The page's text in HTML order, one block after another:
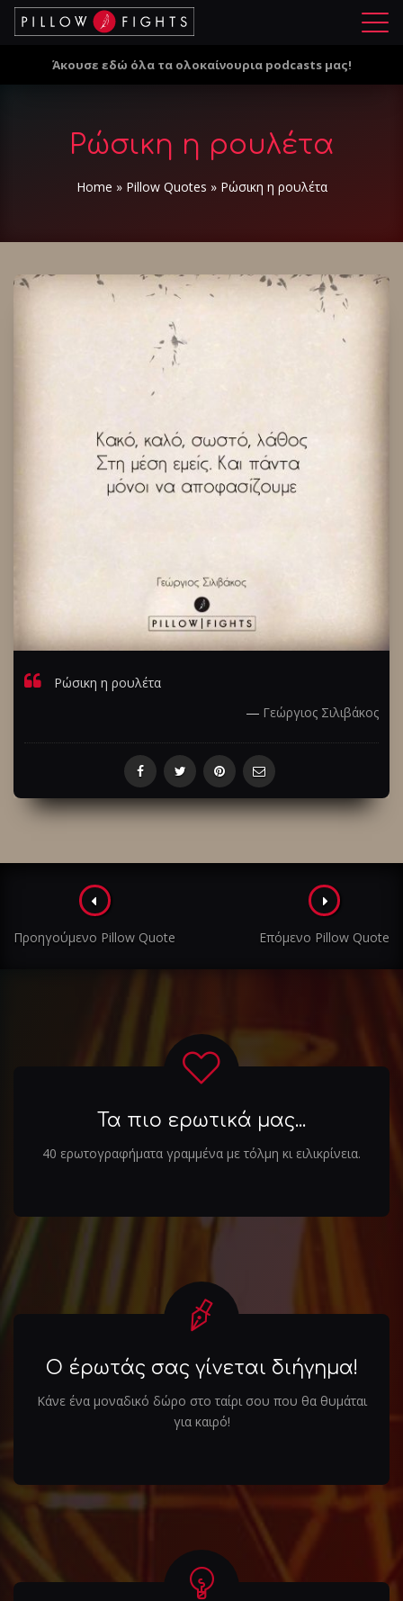
Μ
ο
Άκουσε εδώ όλα τα ολοκαίνουρια podcasts μας!
Ρώσικη η ρουλέτα
Home » Pillow Quotes » Ρώσικη η ρουλέτα
Ρώσικη η ρουλέτα
― Γεώργιος Σιλιβάκος
Πλοήγηση
στα
άρθρα
Προηγούμενο Pillow Quote Επόμενο Pillow Quote
Τα πιο ερωτικά μας...
40 ερωτογραφήματα γραμμένα με τόλμη κι ειλικρίνεια.
Ο έρωτάς σας γίνεται διήγημα!
Κάνε ένα μοναδικό δώρο στο ταίρι σου που θα θυμάται
για καιρό!